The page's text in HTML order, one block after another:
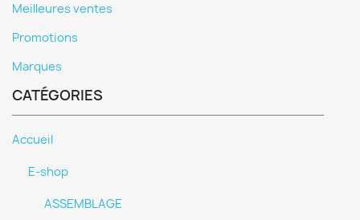
Meilleures ventes
Promotions
Marques
CATÉGORIES
Accueil
E-shop
ASSEMBLAGE